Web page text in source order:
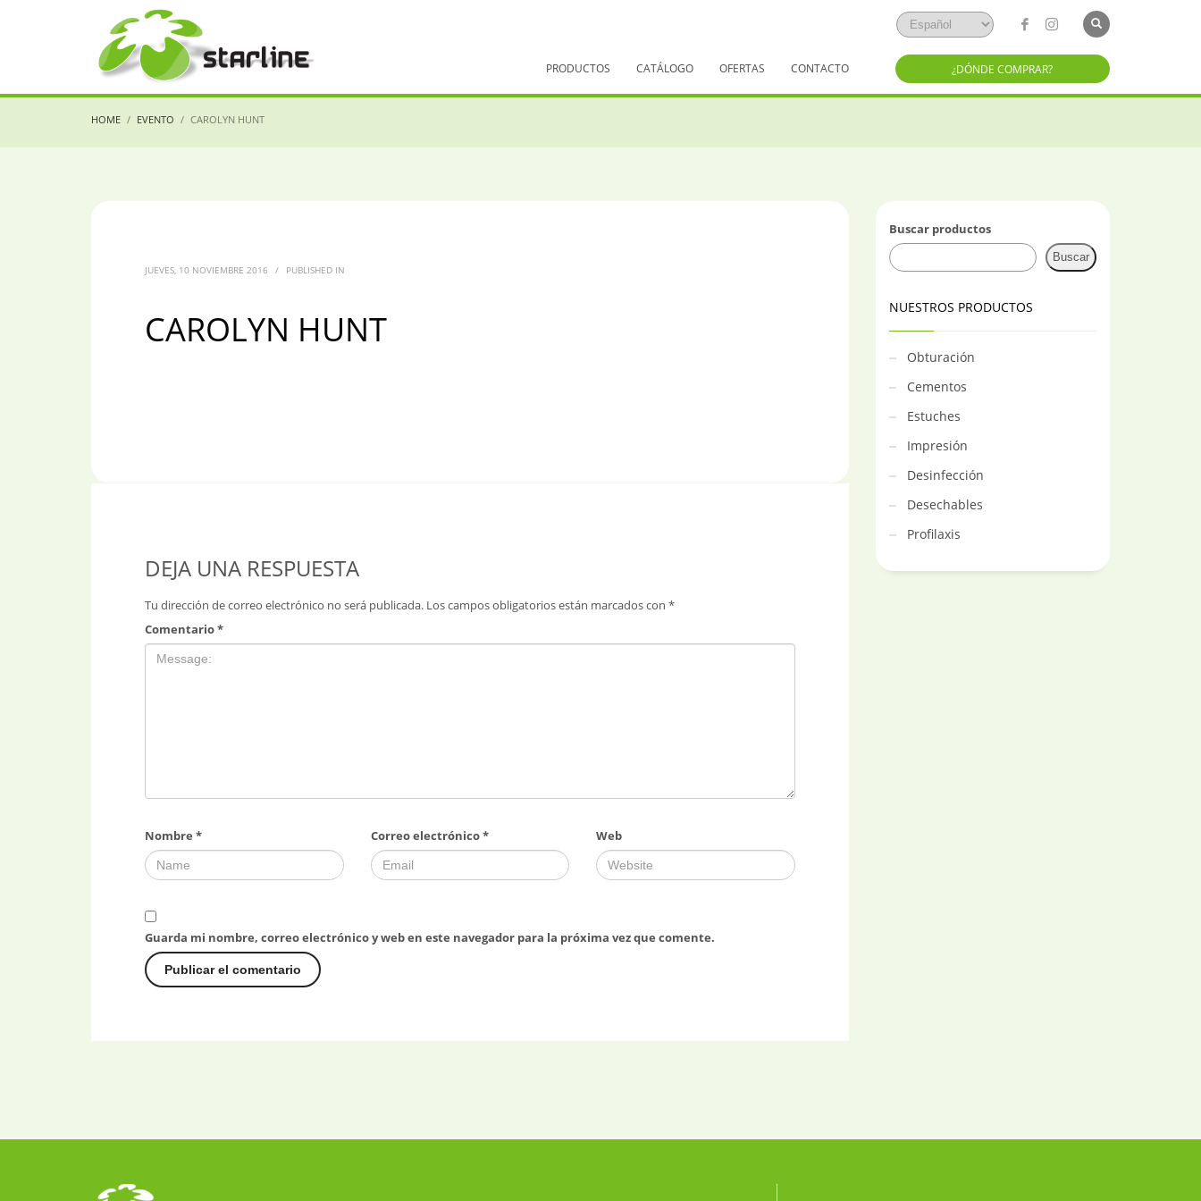
PRODUCTOS CATÁLOGO OFERTAS CONTACTO ¿DÓNDE COMPRAR?
HOME EVENTO CAROLYN HUNT
JUEVES, 10 NOVIEMBRE 2016 / PUBLISHED IN
CAROLYN HUNT
DEJA UNA RESPUESTA
Tu dirección de correo electrónico no será publicada. Los campos obligatorios están marcados con *
Comentario*
Nombre * Correo electrónico* Web
Guarda mi nombre, correo electrónico y web en este navegador para la próxima vez que comente.
Buscar productos
Buscar
NUESTROS PRODUCTOS
Obturación
Cementos
Estuches
Impresión
Desinfección
Desechables
Profilaxis